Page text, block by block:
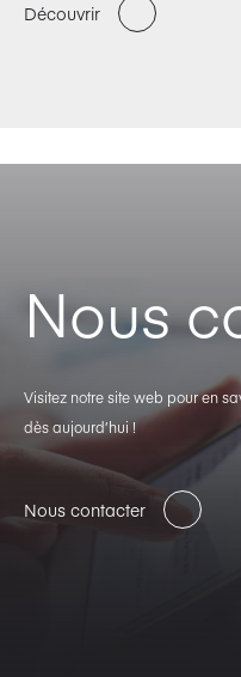
Découvrir
Nous
Visitez notre site web pour en
dès aujourd’hui !
Nous contacter